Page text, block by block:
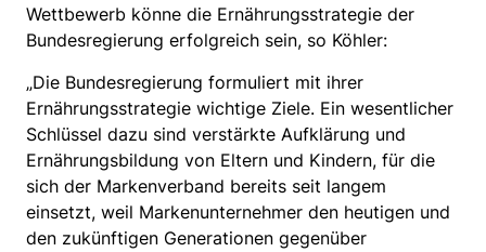
Wettbewerb könne die Ernährungsstrategie der
Bundesregierung erfolgreich sein, so Köhler:
„Die Bundesregierung formuliert mit ihrer
Ernährungsstrategie wichtige Ziele. Ein wesentlicher
Schlüssel dazu sind verstärkte Aufklärung und
Ernährungsbildung von Eltern und Kindern, für die
sich der Markenverband bereits seit langem
einsetzt, weil Markenunternehmer den heutigen und
den zukünftigen Generationen gegenüber